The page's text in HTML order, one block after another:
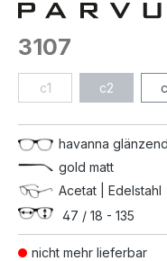
nicht mehr lieferbar
3107
c1 c2
havanna glänzend
gold matt
Acetat | Edelstahl
47 / 18 - 135